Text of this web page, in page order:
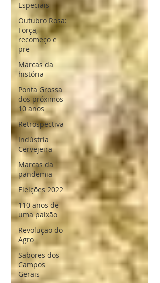
Especiais
Outubro Rosa:
Força,
recomeço e
pre
Marcas da
história
Ponta Grossa
dos próximos
10 anos
Retrospectiva
Indústria
Cervejeira
Marcas da
pandemia
Eleições 2022
110 anos de
uma paixão
Revolução do
Agro
Sabores dos
Campos
Gerais